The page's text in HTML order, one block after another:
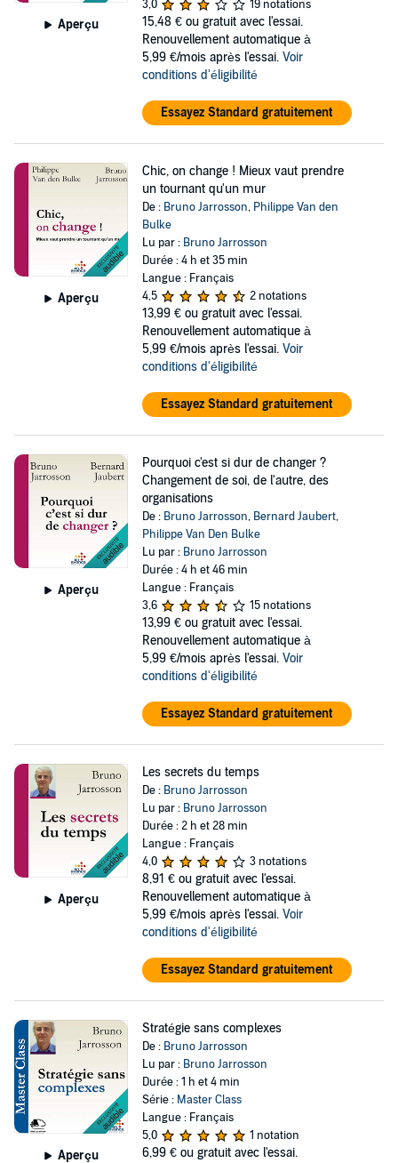
Aperçu
3,0
19 notations
15,48 € ou gratuit avec l'essai.
Renouvellement automatique à
5,99 €/mois après l'essai. Voir
conditions d'éligibilité
Essayez Standard gratuitement
Aperçu
Chic, on change ! Mieux vaut prendre
un tournant qu'un mur
De : Bruno Jarrosson, Philippe Van den
Bulke
Lu par : Bruno Jarrosson
Durée : 4 h et 35 min
Langue : Français
4,5
2 notations
13,99 € ou gratuit avec l'essai.
Renouvellement automatique à
5,99 €/mois après l'essai. Voir
conditions d'éligibilité
Essayez Standard gratuitement
Aperçu
Pourquoi c'est si dur de changer ?
Changement de soi, de l'autre, des
organisations
De : Bruno Jarrosson, Bernard Jaubert,
Philippe Van Den Bulke
Lu par : Bruno Jarrosson
Durée : 4 h et 46 min
Langue : Français
3,6
15 notations
13,99 € ou gratuit avec l'essai.
Renouvellement automatique à
5,99 €/mois après l'essai. Voir
conditions d'éligibilité
Essayez Standard gratuitement
Aperçu
Les secrets du temps
De : Bruno Jarrosson
Lu par : Bruno Jarrosson
Durée : 2 h et 28 min
Langue : Français
4,0
3 notations
8,91 € ou gratuit avec l'essai.
Renouvellement automatique à
5,99 €/mois après l'essai. Voir
conditions d'éligibilité
Essayez Standard gratuitement
Aperçu
Stratégie sans complexes
De : Bruno Jarrosson
Lu par : Bruno Jarrosson
Durée : 1 h et 4 min
Série : Master Class
Langue : Français
5,0
1 notation
6,99 € ou gratuit avec l'essai.